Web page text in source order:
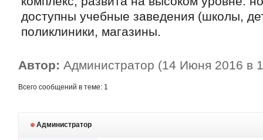
доступны учебные заведения (школы,
поликлиники, магазины.
Автор: Администратор (14 Июня 2016 в
Всего сообщений в теме: 1
Администратор